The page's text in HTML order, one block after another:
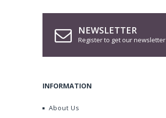
NEWSLETTER
Register to get our newsletter
INFORMATION
About Us